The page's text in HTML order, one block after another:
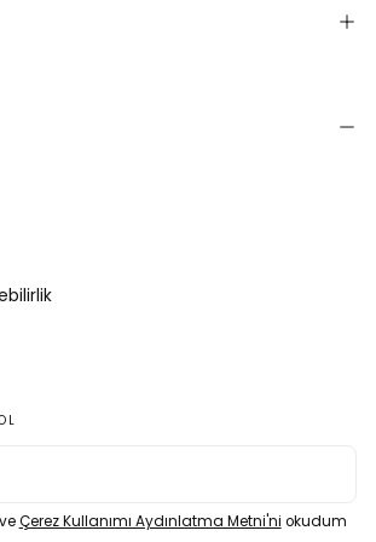
veÇerez Kullanımı Aydınlatma Metni'ni okudum